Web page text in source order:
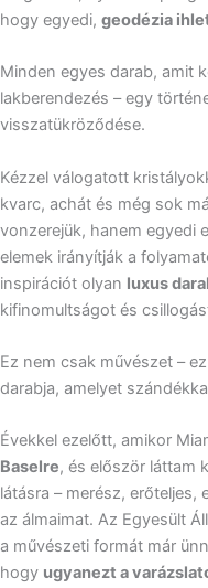
hogy egyedi, geodézia
Minden egyes darab, amit
lakberendezés – egy
visszatükröződése.
Kézzel válogatott
kvarc, achát és még sok
vonzerejük, hanem egyedi
elemek irányítják a
inspirációt olyan luxus
kifinomultságot és
Ez nem csak művészet –
darabja, amelyet
Évekkel ezelőtt, amikor
Baselre, és először láttam
látásra – merész, erőteljes,
az álmaimat. Az Egyesült
a művészeti formát már
hogy ugyanezt a